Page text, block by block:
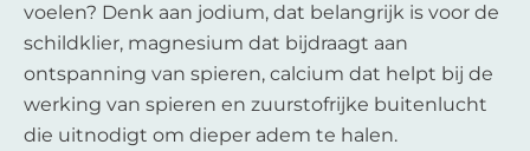
voelen? Denk aan jodium, dat belangrijk is voor de
schildklier, magnesium dat bijdraagt aan
ontspanning van spieren, calcium dat helpt bij de
werking van spieren en zuurstofrijke buitenlucht
die uitnodigt om dieper adem te halen.